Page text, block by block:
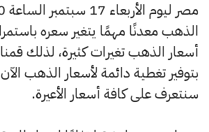
الذهب معدنًا مهمًا يتغير سعره
بتوفير تغطية دائمة لأسعار الذهب
سنتعرف على كافة أسعار الأعيرة.